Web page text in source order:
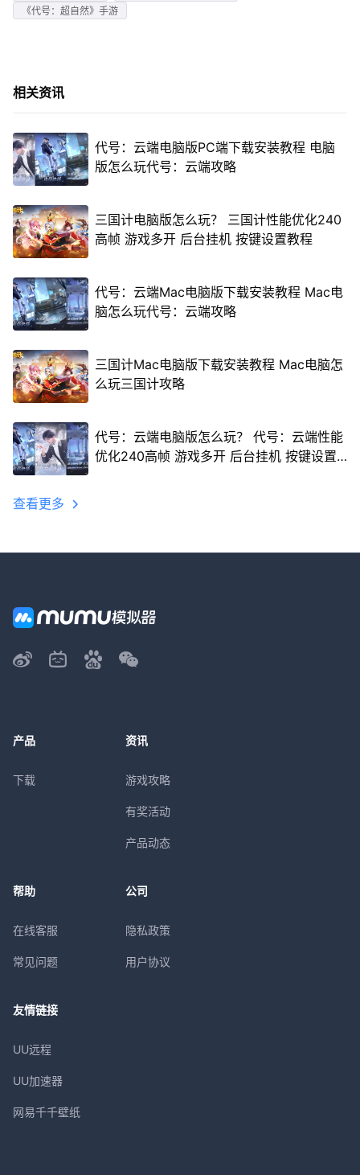
《代号：超自然》手游
相关资讯
代号：云端电脑版PC端下载安装教程 电脑
版怎么玩代号：云端攻略
三国计电脑版怎么玩？ 三国计性能优化240
高帧 游戏多开 后台挂机 按键设置教程
代号：云端Mac电脑版下载安装教程 Mac电
脑怎么玩代号：云端攻略
三国计Mac电脑版下载安装教程 Mac电脑怎
么玩三国计攻略
代号：云端电脑版怎么玩？ 代号：云端性能
优化240高帧 游戏多开 后台挂机 按键设置
查看更多
产品
下载
资讯
游戏攻略
有奖活动
产品动态
帮助
在线客服
常见问题
公司
隐私政策
用户协议
友情链接
UU远程
UU加速器
网易千千壁纸